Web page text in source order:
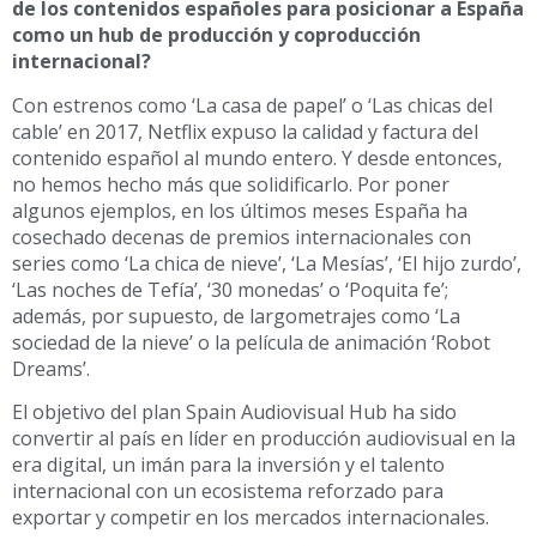
de los contenidos españoles para posicionar a España
como un hub de producción y coproducción
internacional?
Con estrenos como ‘La casa de papel’ o ‘Las chicas del
cable’ en 2017, Netflix expuso la calidad y factura del
contenido español al mundo entero. Y desde entonces,
no hemos hecho más que solidificarlo. Por poner
algunos ejemplos, en los últimos meses España ha
cosechado decenas de premios internacionales con
series como ‘La chica de nieve’, ‘La Mesías’, ‘El hijo zurdo’,
‘Las noches de Tefía’, ‘30 monedas’ o ‘Poquita fe’;
además, por supuesto, de largometrajes como ‘La
sociedad de la nieve’ o la película de animación ‘Robot
Dreams’.
El objetivo del plan Spain Audiovisual Hub ha sido
convertir al país en líder en producción audiovisual en la
era digital, un imán para la inversión y el talento
internacional con un ecosistema reforzado para
exportar y competir en los mercados internacionales.